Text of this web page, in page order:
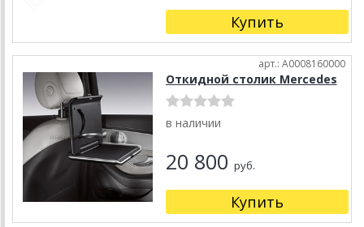
Купить
арт.: A0008160000
Откидной столик Mercedes
в наличии
20 800 руб.
Купить